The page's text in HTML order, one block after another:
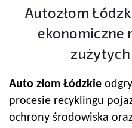
Autozłom
ekonomiczne
Auto złom Łódzkie
procesie recyklingu
ochrony środowiska